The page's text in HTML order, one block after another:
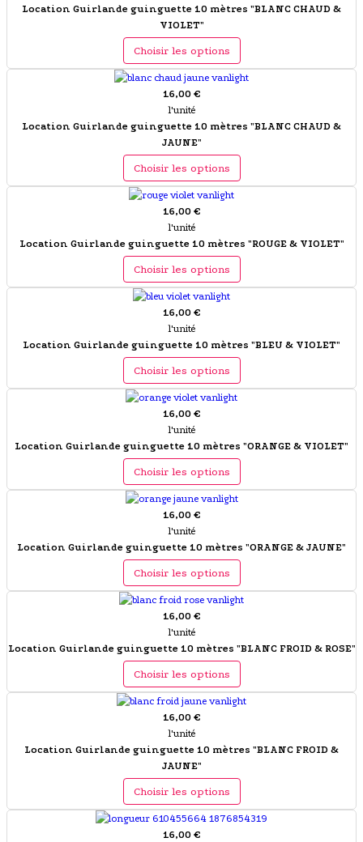
Location Guirlande guinguette 10 mètres "BLANC CHAUD &
VIOLET"
Choisir les options
16,00 €
l'unité
Location Guirlande guinguette 10 mètres "BLANC CHAUD &
JAUNE"
Choisir les options
16,00 €
l'unité
Location Guirlande guinguette 10 mètres "ROUGE & VIOLET"
Choisir les options
16,00 €
l'unité
Location Guirlande guinguette 10 mètres "BLEU & VIOLET"
Choisir les options
16,00 €
l'unité
Location Guirlande guinguette 10 mètres "ORANGE & VIOLET"
Choisir les options
16,00 €
l'unité
Location Guirlande guinguette 10 mètres "ORANGE & JAUNE"
Choisir les options
16,00 €
l'unité
Location Guirlande guinguette 10 mètres "BLANC FROID & ROSE"
Choisir les options
16,00 €
l'unité
Location Guirlande guinguette 10 mètres "BLANC FROID &
JAUNE"
Choisir les options
16,00 €